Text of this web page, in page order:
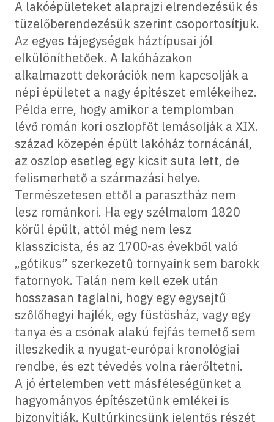
A lakóépületeket alaprajzi elrendezésük és
tüzelőberendezésük szerint csoportosítjuk.
Az egyes tájegységek háztípusai jól
elkülöníthetőek. A lakóházakon
alkalmazott dekorációk nem kapcsolják a
népi épületet a nagy építészet emlékeihez.
Példa erre, hogy amikor a templomban
lévő román kori oszlopfőt lemásolják a XIX.
század közepén épült lakóház tornácánál,
az oszlop esetleg egy kicsit suta lett, de
felismerhető a származási helye.
Természetesen ettől a parasztház nem
lesz románkori. Ha egy szélmalom 1820
körül épült, attól még nem lesz
klasszicista, és az 1700-as évekből való
„gótikus” szerkezetű tornyaink sem barokk
fatornyok. Talán nem kell ezek után
hosszasan taglalni, hogy egy egysejtű
szőlőhegyi hajlék, egy füstösház, vagy egy
tanya és a csónak alakú fejfás temető sem
illeszkedik a nyugat-európai kronológiai
rendbe, és ezt tévedés volna ráerőltetni.
A jó értelemben vett másféleségünket a
hagyományos építészetünk emlékei is
bizonyítják. Kultúrkincsünk jelentős részét